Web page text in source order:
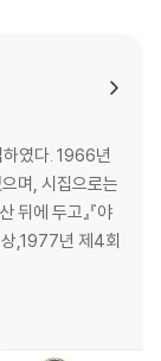
였다. 1966년
며, 시집으로는
뒤에 두고』『야
상,1977년 제4회